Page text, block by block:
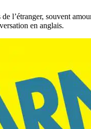
souvent
en anglais.